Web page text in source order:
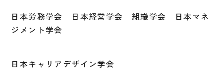
日本労務学会 日本経営学会 組織学会 日本マネ
ジメント学会
日本キャリアデザイン学会